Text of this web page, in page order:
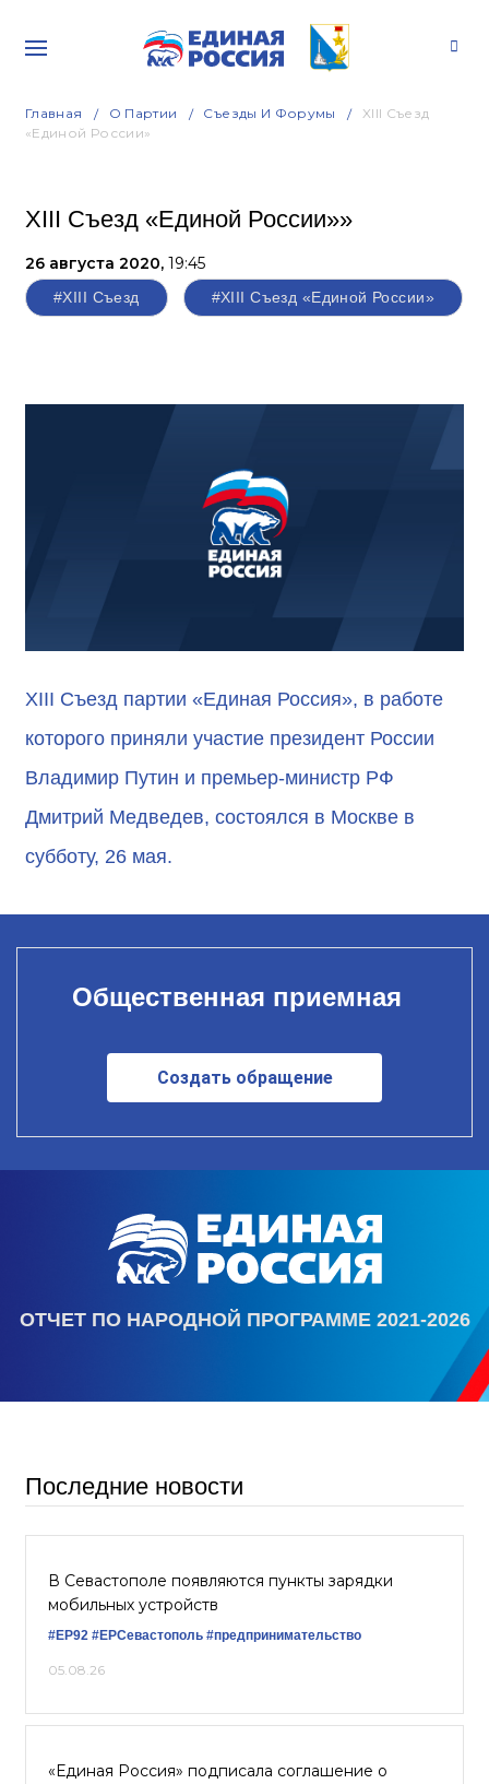
Главная О Партии Съезды И Форумы
XIII Съезд
«Единой России»
XIII Съезд «Единой России»»
26 августа 2020, 19:45
#XIII Съезд #XIII Съезд «Единой России»
XIII Съезд партии «Единая Россия», в работе
которого приняли участие президент России
Владимир Путин и премьер-министр РФ
Дмитрий Медведев, состоялся в Москве в
субботу, 26 мая.
Общественная приемная
Создать обращение
ОТЧЕТ ПО НАРОДНОЙ ПРОГРАММЕ 2021-2026
Последние новости
В Севастополе появляются пункты зарядки
мобильных устройств
#ЕР92 #ЕРСевастополь #предпринимательство
05.08.26
«Единая Россия» подписала соглашение о